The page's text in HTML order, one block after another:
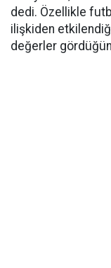
dedi. Özellikle
ilişkiden
değerler